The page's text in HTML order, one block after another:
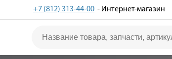
+7 (812) 313-44-00 - Интернет-магазин